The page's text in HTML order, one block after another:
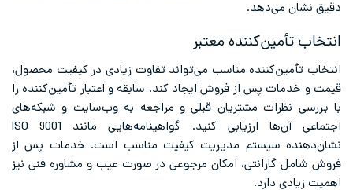
دقیق نشان می‌دهد.
انتخاب تأمین‌کننده معتبر
انتخاب تأمین‌کننده مناسب می‌تواند تفاوت زیادی در کیفیت محصول،
قیمت و خدمات پس از فروش ایجاد کند. سابقه و اعتبار تأمین‌کننده را
با بررسی نظرات مشتریان قبلی و مراجعه به وب‌سایت و شبکه‌های
اجتماعی آن‌ها ارزیابی کنید. گواهینامه‌هایی مانند ISO 9001
نشان‌دهنده سیستم مدیریت کیفیت مناسب است. خدمات پس از
فروش شامل گارانتی، امکان مرجوعی در صورت عیب و مشاوره فنی نیز
اهمیت زیادی دارد.